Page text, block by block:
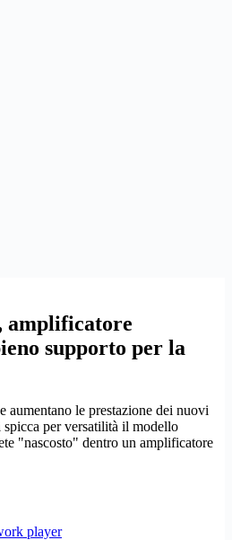
amplificatore
supporto per la
aumentano le prestazione dei nuovi
per versatilità il modello
"nascosto" dentro un amplificatore
player